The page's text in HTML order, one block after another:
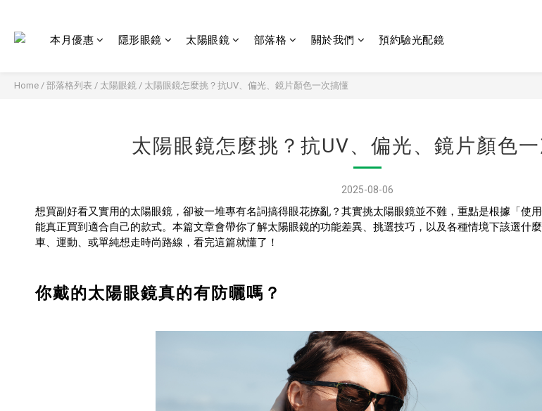
本月優惠 隱形眼鏡 太陽眼鏡 部落格 關於我們 預約驗光配鏡
Home / 部落格列表 / 太陽眼鏡 / 太陽眼鏡怎麼挑？抗UV、偏光、鏡片顏色一次搞懂
太陽眼鏡怎麼挑？抗UV、偏光、鏡片顏色
2025-08-06
想買副好看又實用的太陽眼鏡，卻被一堆專有名詞搞得眼花撩亂？其實挑太陽眼鏡並不難，重點是根據「使
能真正買到適合自己的款式。本篇文章會帶你了解太陽眼鏡的功能差異、挑選技巧，以及各種情境下該選什
車、運動、或單純想走時尚路線，看完這篇就懂了！
你戴的太陽眼鏡真的有防曬嗎？